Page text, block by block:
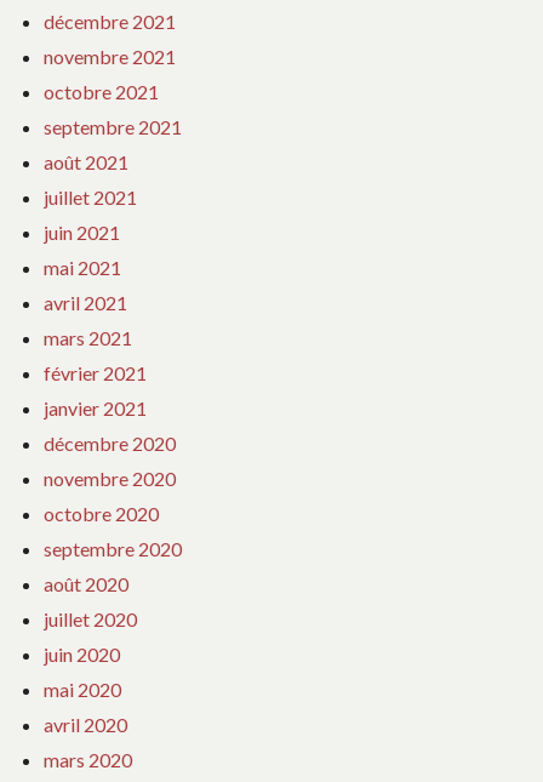
décembre 2021
novembre 2021
octobre 2021
septembre 2021
août 2021
juillet 2021
juin 2021
mai 2021
avril 2021
mars 2021
février 2021
janvier 2021
décembre 2020
novembre 2020
octobre 2020
septembre 2020
août 2020
juillet 2020
juin 2020
mai 2020
avril 2020
mars 2020